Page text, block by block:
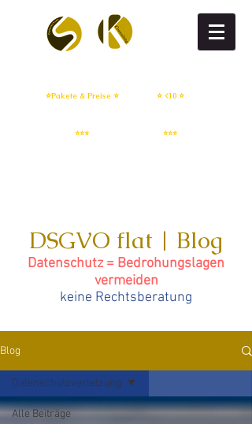
⭐Pakete & Preise ⭐ ⭐ <10 ⭐
⭐⭐⭐ ⭐⭐⭐
DSGVO flat | Blog
Datenschutz = Bedrohungslagen
vermeiden
keine Rechtsberatung
Blog
Alle Beiträge
Datenschutzverletzung